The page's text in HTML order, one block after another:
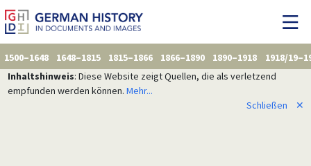
1500–1648 1648–1815 1815–1866 1866–1890 1890–1918
1918/
Inhaltshinweis: Diese Website zeigt Quellen, die als verletzend
empfunden werden können. Mehr...
Schließen
✕